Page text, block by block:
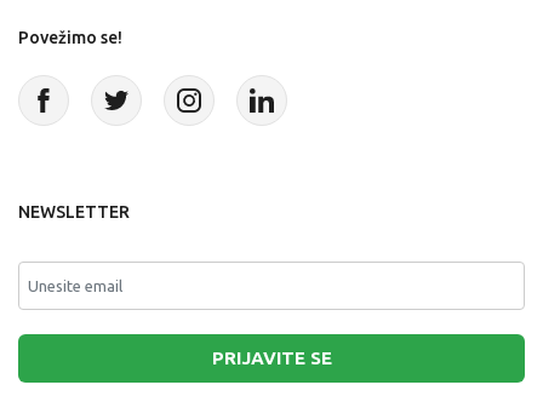
Povežimo se!
NEWSLETTER
PRIJAVITE SE